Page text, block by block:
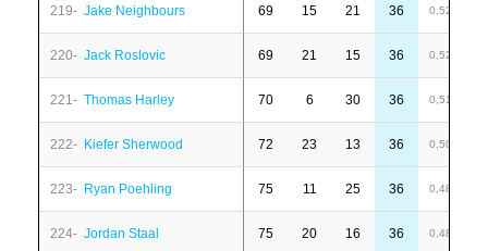
219- Jake Neighbours 69 15 21 36 0,52
220- Jack Roslovic 69 21 15 36 0,52
221- Thomas Harley 70 6 30 36 0,51
222- Kiefer Sherwood 72 23 13 36 0,50
223- Ryan Poehling 75 11 25 36 0,48
224- Jordan Staal 75 20 16 36 0,48